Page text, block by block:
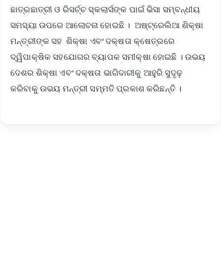
ଛାତ୍ରଛାତ୍ରୀ ଓ ରିସର୍ଚ୍ଚ ସ୍କଲାର୍ସଙ୍କ ପାଇଁ ଭିସା ସମ୍ବନ୍ଧୀୟ
ସମସ୍ୟା ଉପରେ ଆଲୋଚନା ହୋଇଛି । ଅଷ୍ଟ୍ରେଲିଆ ଶିକ୍ଷା
ମନ୍ତ୍ରୀଙ୍କ ସହ ଶିକ୍ଷା ଏବଂ ଦକ୍ଷତା କ୍ଷେତ୍ରରେ
ଦ୍ୱିପାକ୍ଷିକ ସହଯୋଗର ବ୍ୟାପକ ସମୀକ୍ଷା ହୋଇଛି । ଉଭୟ
ଦେଶର ଶିକ୍ଷା ଏବଂ ଦକ୍ଷତା ଭାଗିଦାରୀକୁ ଆହୁରି ସୁଦୃଢ଼
କରିବାକୁ ଉଭୟ ମନ୍ତ୍ରୀ ସମ୍ମତି ପ୍ରକାଶ କରିଛନ୍ତି ।